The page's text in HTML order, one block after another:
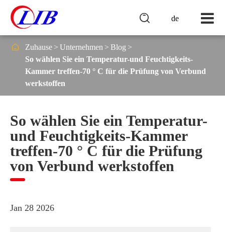
de

 Zuhause Unternehmen
Blog
So wählen Sie ein Temperatur-und Feuchtigkeits-
Kammer treffen-70 ° C für die Prüfung von Verbund
werkstoffen
So wählen Sie ein Temperatur-
und Feuchtigkeits-Kammer
treffen-70 ° C für die Prüfung
von Verbund werkstoffen
Jan 28 2026